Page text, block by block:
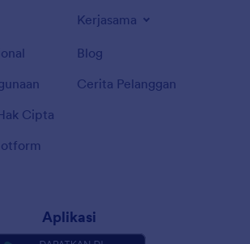
Cipta
Kerjasama
Blog
Cerita Pelanggan
Aplikasi